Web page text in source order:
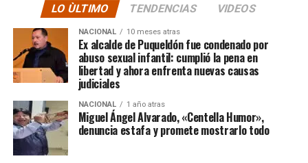
LO ÙLTIMO TENDENCIAS VIDEOS
NACIONAL 10 meses atras
Ex alcalde de Puqueldón fue condenado por
abuso sexual infantil: cumplió la pena en
libertad y ahora enfrenta nuevas causas
judiciales
NACIONAL 1 año atras
Miguel Ángel Alvarado, «Centella Humor»,
denuncia estafa y promete mostrarlo todo